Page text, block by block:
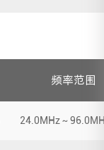
频率范围
24.0MHz～